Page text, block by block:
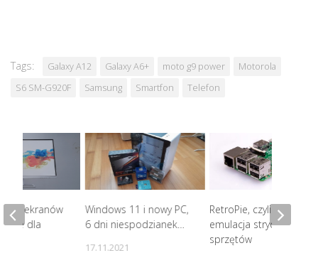
Tags: Galaxy A12 Galaxy A6+ moto g9 power
Motorola
S6 SM-G920F
Samsung Smartfon Telefon
Windows 11 i nowy PC,
6 dni niespodzianek…
17.11.2021
RetroPie, czyli udana
emulacja strych
sprzętów
ekranów
nie dla